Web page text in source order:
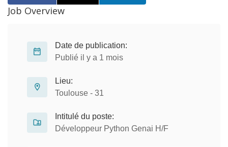
Job Overview
Date de publication:
Publié il y a 1 mois
Lieu:
Toulouse - 31
Intitulé du poste:
Développeur Python Genai H/F